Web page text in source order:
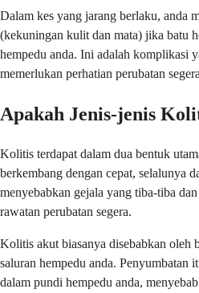
Dalam kes yang jarang berlaku, anda
(kekuningan kulit dan mata) jika batu
hempedu anda. Ini adalah komplikasi
memerlukan perhatian perubatan
Apakah Jenis-jenis
Kolitis terdapat dalam dua bentuk
berkembang dengan cepat, selalunya
menyebabkan gejala yang tiba-tiba
rawatan perubatan segera.
Kolitis akut biasanya disebabkan oleh
saluran hempedu anda. Penyumbatan
dalam pundi hempedu anda,